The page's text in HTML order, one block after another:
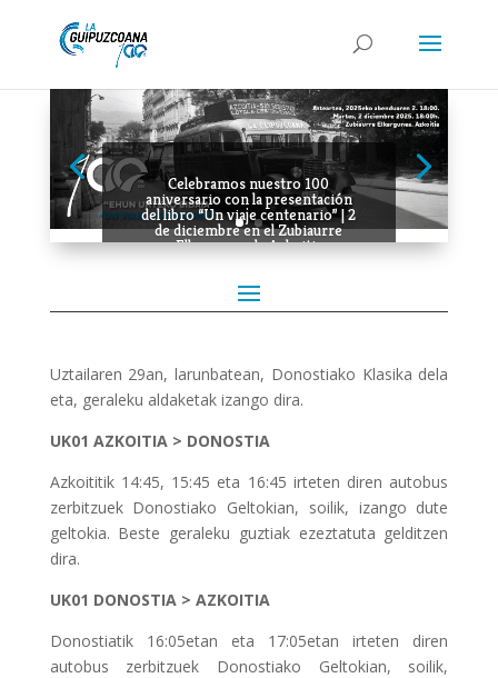
Celebramos nuestro 100
aniversario con la presentación
del libro “Un viaje centenario” | 2
de diciembre en el Zubiaurre
Elkargunea de Azkoitia
Uztailaren 29an, larunbatean, Donostiako Klasika dela
eta, geraleku aldaketak izango dira.
UK01 AZKOITIA > DONOSTIA
Azkoititik 14:45, 15:45 eta 16:45 irteten diren autobus
zerbitzuek Donostiako Geltokian, soilik, izango dute
geltokia. Beste geraleku guztiak ezeztatuta gelditzen
dira.
UK01 DONOSTIA > AZKOITIA
Donostiatik 16:05etan eta 17:05etan irteten diren
autobus zerbitzuek Donostiako Geltokian, soilik,